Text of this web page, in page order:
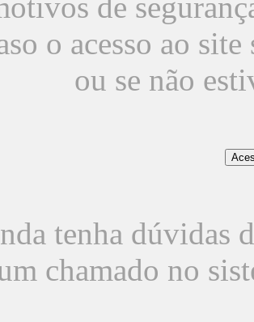
de
o acesso ao
ou se não
tenha dúvidas
chamado no